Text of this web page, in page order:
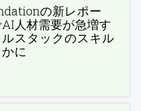
の新レポー
AI人材需要が急増す
スタックのスキル
に